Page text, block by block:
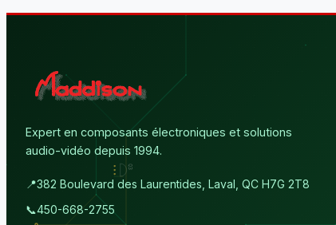
Expert en composants électroniques et solutions
audio-vidéo depuis 1994.
📍382 Boulevard des Laurentides, Laval, QC H7G 2T8
📞450-668-2755